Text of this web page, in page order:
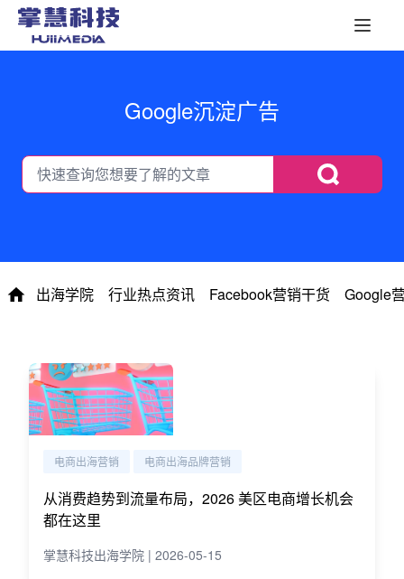
Google沉淀广告
出海学院 行业热点资讯 Facebook营销干货 Google
电商出海营销 电商出海品牌营销
从消费趋势到流量布局，2026 美区电商增长机会
都在这里
掌慧科技出海学院 | 2026-05-15